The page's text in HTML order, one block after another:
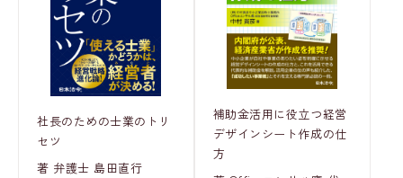
社長のための士業のトリ
セツ
著 弁護士 島田直行
補助金活用に役立つ経営
デザインシート作成の仕
方